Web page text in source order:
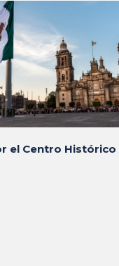
el Centro Histórico